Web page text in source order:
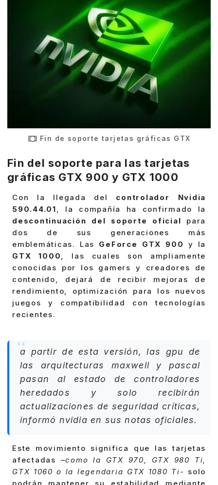
Fin de soporte tarjetas gráficas GTX
Fin del soporte para las tarjetas
gráficas GTX 900 y GTX 1000
Con la llegada del controlador Nvidia
590.44.01, la compañía ha confirmado la
descontinuación del soporte oficial para
dos de sus generaciones más
emblemáticas. Las GeForce GTX 900
y la
GTX 1000, las cuales son ampliamente
conocidas por los gamers y creadores de
contenido, dejará de recibir mejoras de
rendimiento, optimización para los nuevos
juegos y compatibilidad con tecnologías
recientes.
a partir de esta versión, las gpu de
las arquitecturas maxwell y pascal
pasan al estado de controladores
heredados y solo recibirán
actualizaciones de seguridad críticas,
informó nvidia en sus notas oficiales.
Este movimiento significa que las tarjetas
afectadas –como la GTX 970, GTX 980 Ti,
GTX 1060 o la legendaria GTX 1080 Ti- solo